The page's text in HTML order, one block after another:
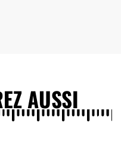
AUSSI